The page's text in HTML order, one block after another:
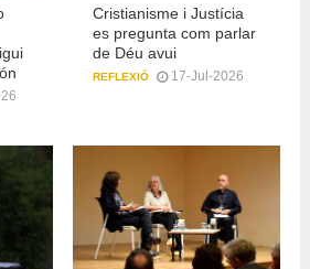
Cristianisme i Justícia
es pregunta com parlar
de Déu avui
REFLEXIÓ 17-Jul-2026